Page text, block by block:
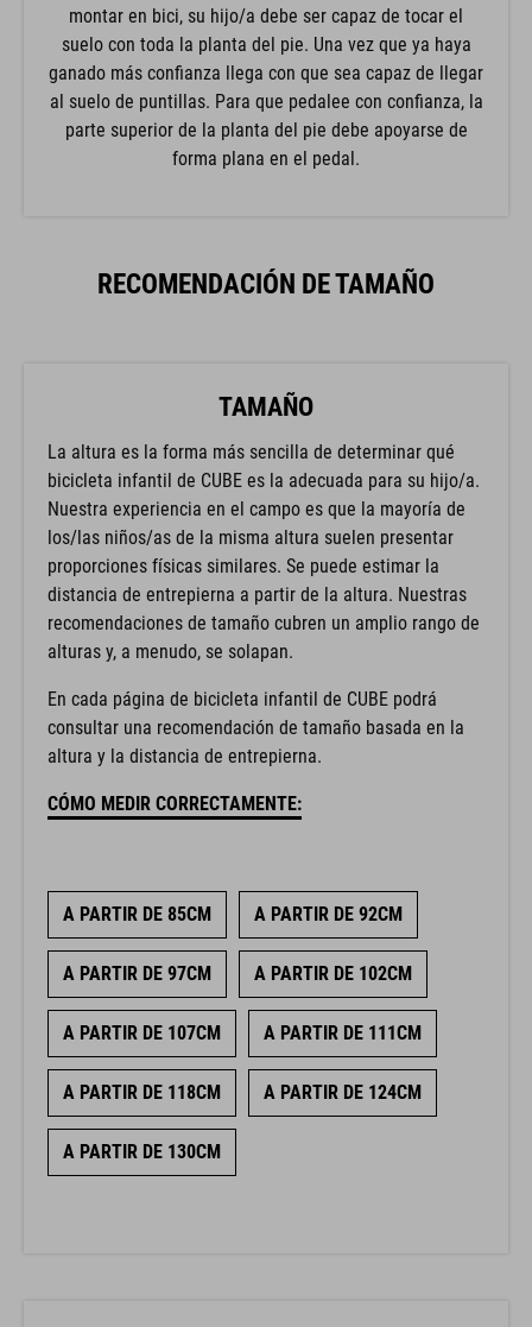
montar en bici, su hijo/a debe ser capaz de tocar el
suelo con toda la planta del pie. Una vez que ya haya
ganado más confianza llega con que sea capaz de llegar
al suelo de puntillas. Para que pedalee con confianza, la
parte superior de la planta del pie debe apoyarse de
forma plana en el pedal.
RECOMENDACIÓN DE TAMAÑO
TAMAÑO
La altura es la forma más sencilla de determinar qué
bicicleta infantil de CUBE es la adecuada para su hijo/a.
Nuestra experiencia en el campo es que la mayoría de
los/las niños/as de la misma altura suelen presentar
proporciones físicas similares. Se puede estimar la
distancia de entrepierna a partir de la altura. Nuestras
recomendaciones de tamaño cubren un amplio rango de
alturas y, a menudo, se solapan.
En cada página de bicicleta infantil de CUBE podrá
consultar una recomendación de tamaño basada en la
altura y la distancia de entrepierna.
CÓMO MEDIR CORRECTAMENTE:
A PARTIR DE 85CM A PARTIR DE 92CM
A PARTIR DE 97CM A PARTIR DE 102CM
A PARTIR DE 107CM A PARTIR DE 111CM
A PARTIR DE 118CM A PARTIR DE 124CM
A PARTIR DE 130CM